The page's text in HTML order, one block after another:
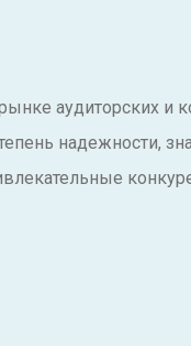
аудиторских и
надежности,